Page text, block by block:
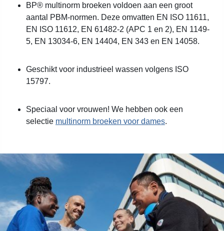
BP® multinorm broeken voldoen aan een groot
aantal PBM-normen. Deze omvatten EN ISO 11611,
EN ISO 11612, EN 61482-2 (APC 1 en 2), EN 1149-
5, EN 13034-6, EN 14404, EN 343 en EN 14058.
Geschikt voor industrieel wassen volgens ISO
15797.
Speciaal voor vrouwen! We hebben ook een
selectie multinorm broeken voor dames.